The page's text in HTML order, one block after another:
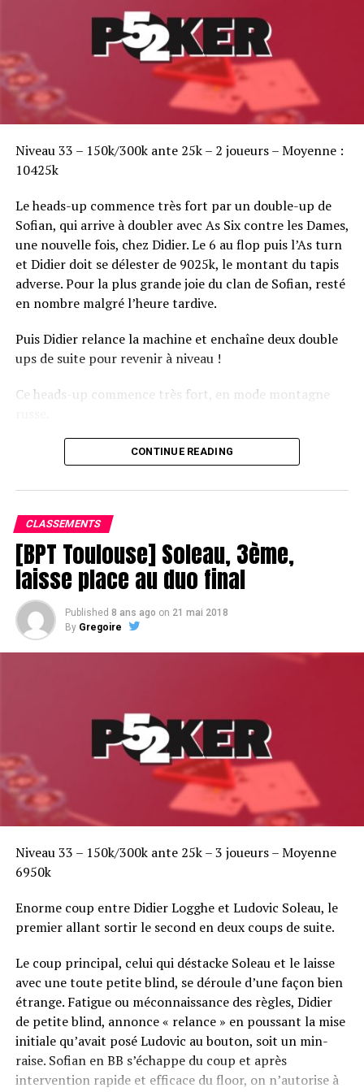
Niveau 33 – 150k/300k ante 25k – 2 joueurs – Moyenne :
10425k
Le heads-up commence très fort par un double-up de
Sofian, qui arrive à doubler avec As Six contre les Dames,
une nouvelle fois, chez Didier. Le 6 au flop puis l’As turn
et Didier doit se délester de 9025k, le montant du tapis
adverse. Pour la plus grande joie du clan de Sofian, resté
en nombre malgré l’heure tardive.
Puis Didier relance la machine et enchaîne deux double
ups de suite pour revenir à niveau !
Ce heads-up commence très fort, en mode montagne
Le champagne va réchauffer si les deux finalistes ne se décident pas !
CONTINUE READING
CLASSEMENTS
[BPT Toulouse] Soleau, 3ème,
laisse place au duo final
Published 8 ans ago on 21 mai 2018
By Gregoire
Niveau 33 – 150k/300k ante 25k – 3 joueurs – Moyenne
6950k
Enorme coup entre Didier Logghe et Ludovic Soleau, le
premier allant sortir le second en deux coups de suite.
Le coup principal, celui qui déstacke Soleau et le laisse
avec une toute petite blind, se déroule d’une façon bien
étrange. Fatigue ou méconnaissance des règles, Didier
de petite blind, annonce « relance » en poussant la mise
initiale qu’avait posé Ludovic au bouton, soit un min-
raise. Sofian en BB s’échappe du coup et après
intervention rapide et efficace du floor, on n’autorise à